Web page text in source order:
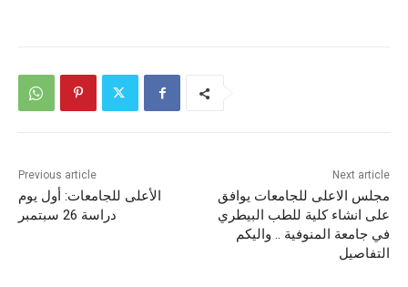
Previous article
الأعلى للجامعات: أول يوم
دراسة 26 سبتمبر
Next article
مجلس الاعلى للجامعات يوافق
على انشاء كلية للطب البيطري
في جامعة المنوفية .. واليكم
التفاصيل